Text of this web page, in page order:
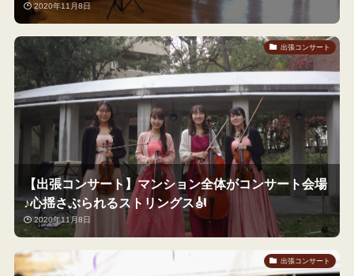
2020年11月8日
出張コンサート
【出張コンサート】マンション全体がコンサート会場
♪心揺さぶられるストリングス🎻
2020年11月8日
出張コンサート